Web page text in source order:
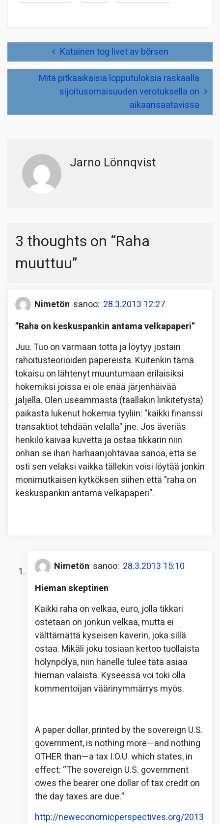
Katainen tog livet av börsen
Mitä pitkäaikaisia lopputuloksia raskaalla
sijoitusomaisuuden verotuksella on
aikaansaatavissa
Jarno Lönnqvist
3 thoughts on “Raha
muuttuu”
Nimetön sanoo: 28.3.2013 12:27
”Raha on keskuspankin antama velkapaperi”
Juu. Tuo on varmaan totta ja löytyy jostain
rahoitusteorioiden papereista. Kuitenkin tämä
tokaisu on lähtenyt muuntumaan erilaisiksi
hokemiksi joissa ei ole enää järjenhäivää
jäljellä. Olen useammasta (täälläkin linkitetystä)
paikasta lukenut hokemia tyyliin: "kaikki finanssi
transaktiot tehdään velalla" jne. Jos äveriäs
henkilö kaivaa kuvetta ja ostaa tikkarin niin
onhan se ihan harhaanjohtavaa sanoa, että se
osti sen velaksi vaikka tällekin voisi löytää jonkin
monimutkaisen kytköksen siihen että "raha on
keskuspankin antama velkapaperi".
Nimetön sanoo: 28.3.2013 15:10
Hieman skeptinen
Kaikki raha on velkaa, euro, jolla tikkari
ostetaan on jonkun velkaa, mutta ei
välttämättä kyseisen kaverin, joka sillä
ostaa. Mikäli joku tosiaan kertoo tuollaista
hölynpölyä, niin hänelle tulee tätä asiaa
hieman valaista. Kyseessä voi toki olla
kommentoijan väärinymmärrys myös.
A paper dollar, printed by the sovereign U.S.
government, is nothing more—and nothing
OTHER than—a tax I.O.U. which states, in
effect: “The sovereign U.S. government
owes the bearer one dollar of tax credit on
the day taxes are due.”
http://neweconomicperspectives.org/2013